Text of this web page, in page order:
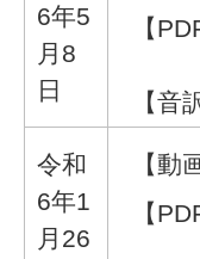
6年5
月8
日
【
【音
令和
6年1
月26
【動
【